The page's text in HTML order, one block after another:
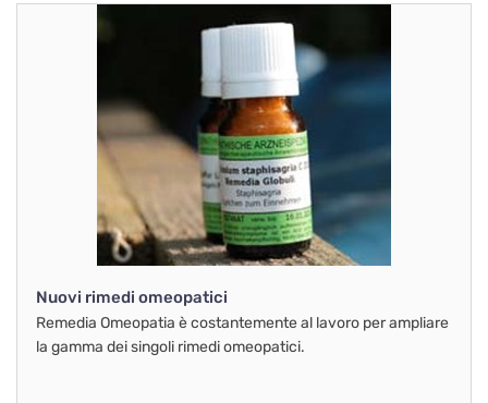
Nuovi rimedi omeopatici
Remedia Omeopatia è costantemente al lavoro per ampliare
la gamma dei singoli rimedi omeopatici.